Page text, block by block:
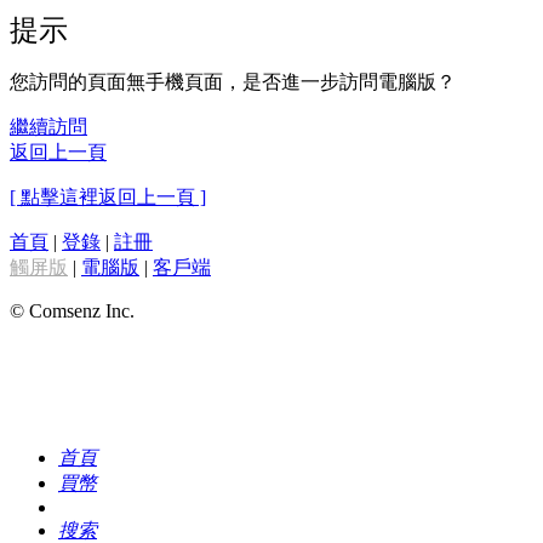
提示
您訪問的頁面無手機頁面，是否進一步訪問電腦版？
繼續訪問
返回上一頁
[ 點擊這裡返回上一頁 ]
首頁 | 登錄 | 註冊
觸屏版 | 電腦版 | 客戶端
© Comsenz Inc.
首頁
買幣
搜索